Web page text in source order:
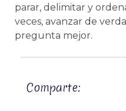
parar, delimitar y
veces, avanzar de
pregunta mejor.
Comparte: